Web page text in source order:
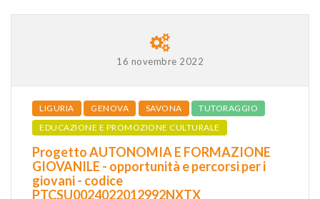
16 novembre 2022
LIGURIA GENOVA SAVONA
TUTORAGGIO
EDUCAZIONE E PROMOZIONE CULTURALE
Progetto AUTONOMIA E FORMAZIONE
GIOVANILE - opportunità e percorsi per i
giovani - codice
PTCSU0024022012992NXTX